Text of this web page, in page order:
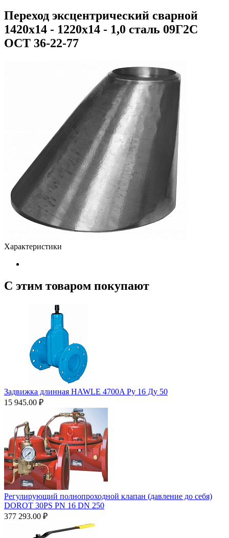
Переход эксцентрический сварной
1420х14 - 1220х14 - 1,0 сталь 09Г2С
ОСТ 36-22-77
Характеристики
С этим товаром покупают
Задвижка длинная HAWLE 4700A Ру 16 Ду 50
15 945.00 ₽
Регулирующий полнопроходной клапан (давление до себя)
DOROT 30PS PN 16 DN 250
377 293.00 ₽